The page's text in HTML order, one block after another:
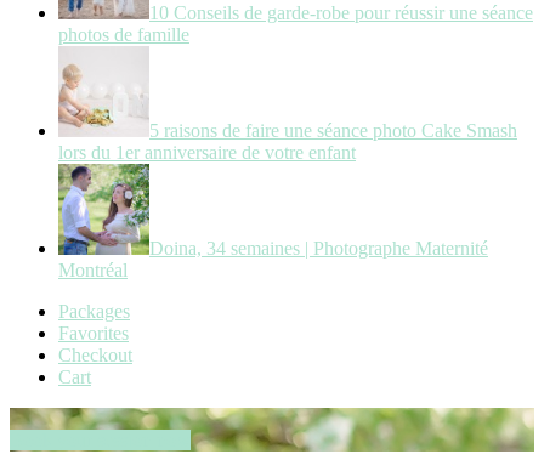
10 Conseils de garde-robe pour réussir une séance
photos de famille
5 raisons de faire une séance photo Cake Smash
lors du 1er anniversaire de votre enfant
Doina, 34 semaines | Photographe Maternité
Montréal
Packages
Favorites
Checkout
Cart